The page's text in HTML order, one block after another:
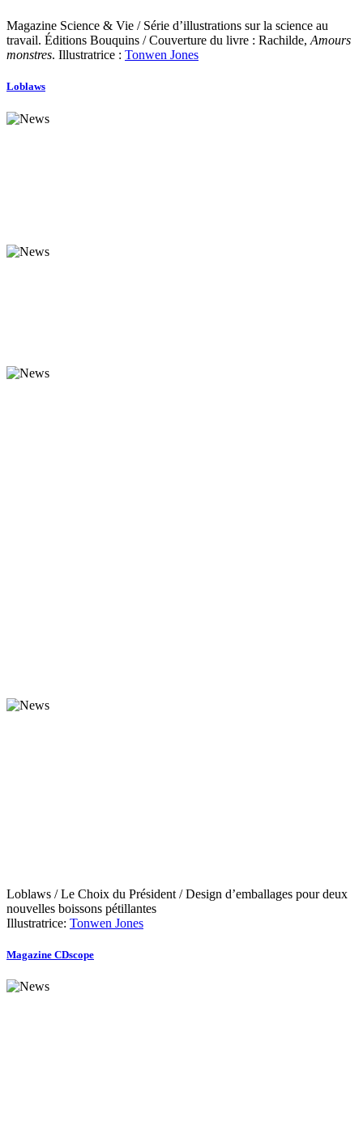
Magazine Science & Vie / Série d’illustrations sur la science au
travail. Éditions Bouquins / Couverture du livre : Rachilde, Amours
monstres. Illustratrice : Tonwen Jones
Loblaws
Loblaws / Le Choix du Président / Design d’emballages pour deux
nouvelles boissons pétillantes
Illustratrice: Tonwen Jones
Magazine CDscope